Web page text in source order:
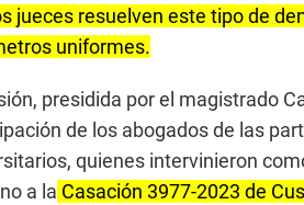
jueces resuelven este tipo de
uniformes.
presidida por el magistrado
de los abogados de las
quienes intervinieron
a la Casación 3977-2023 de